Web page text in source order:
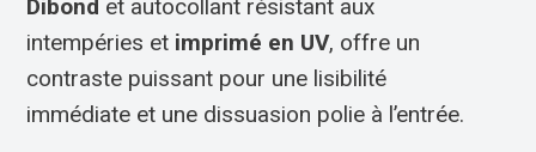
Dibond et autocollant résistant aux
intempéries et imprimé en UV, offre un
contraste puissant pour une lisibilité
immédiate et une dissuasion polie à l’entrée.